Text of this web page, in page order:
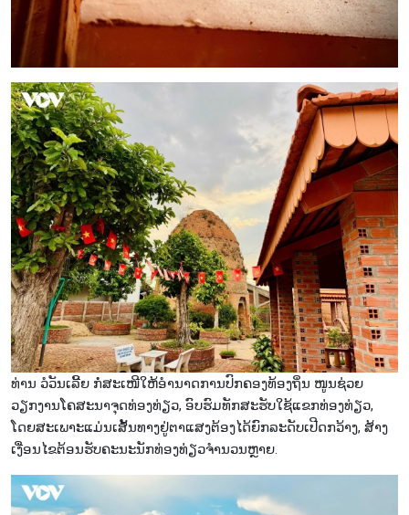
ທ່ານ ວໍວັນເລີ້ຍ ກໍ່ສະເໜີໃຫ້ອຳນາດການປົກຄອງທ້ອງຖິ່ນ ໜູນຊ່ວຍ
ວຽກງານໂຄສະນາຈຸດທ່ອງທ່ຽວ, ອົບຮົມທັກສະຮັບໃຊ້ແຂກທ່ອງທ່ຽວ,
ໂດຍສະເພາະແມ່ນເສັ້ນທາງຢູ່ຕາແສງຕ້ອງໄດ້ຍົກລະດັບເປີດກວ້າງ, ສ້າງ
ເງື່ອນໄຂຕ້ອນຮັບຄະນະນັກທ່ອງທ່ຽວຈຳນວນຫຼາຍ.